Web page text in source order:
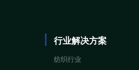
行业解决方案
纺织行业